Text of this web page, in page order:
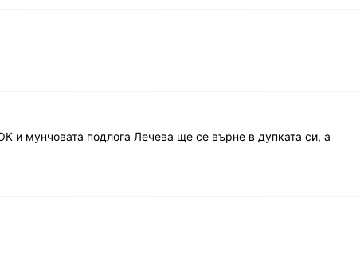
и мунчовата подлога Лечева ще се върне в дупката си, а